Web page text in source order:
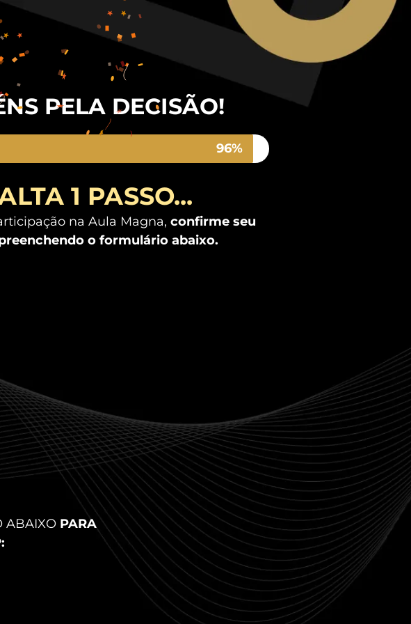
PELA DECISÃO!
96%
1 PASSO...
na Aula Magna, confirme seu
o formulário abaixo.
ABAIXO PARA